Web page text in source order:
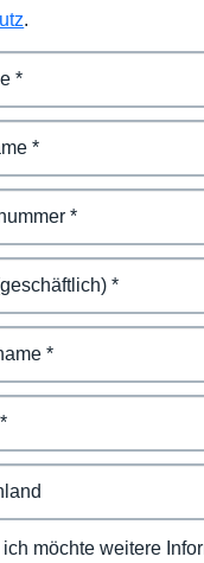
.
ich möchte weitere